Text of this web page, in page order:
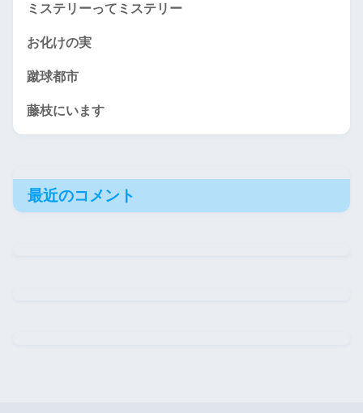
ミステリーってミステリー
お化けの実
蹴球都市
藤枝にいます
最近のコメント